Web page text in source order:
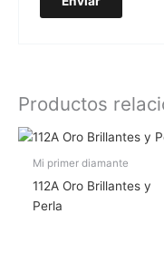
Productos
Mi primer diamante
112A Oro Brillantes y
Perla